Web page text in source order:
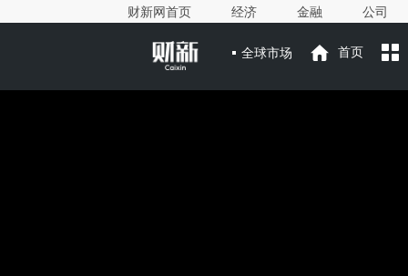
财新网首页 经济 金融 公司
全球市场 首页